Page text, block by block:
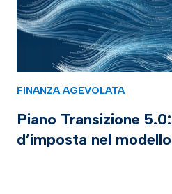
FINANZA AGEVOLATA
Piano Transizione
d’imposta nel